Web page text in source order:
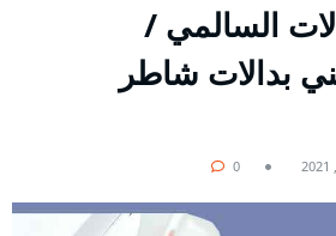
السالمي /
/ فني بدالات شاطر
0